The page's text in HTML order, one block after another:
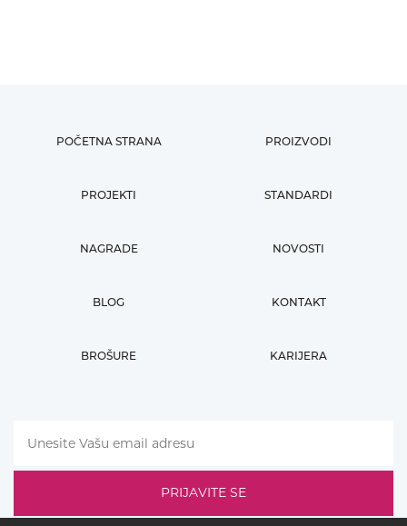
POČETNA STRANA PROIZVODI
PROJEKTI STANDARDI
NAGRADE NOVOSTI
BLOG KONTAKT
BROŠURE KARIJERA